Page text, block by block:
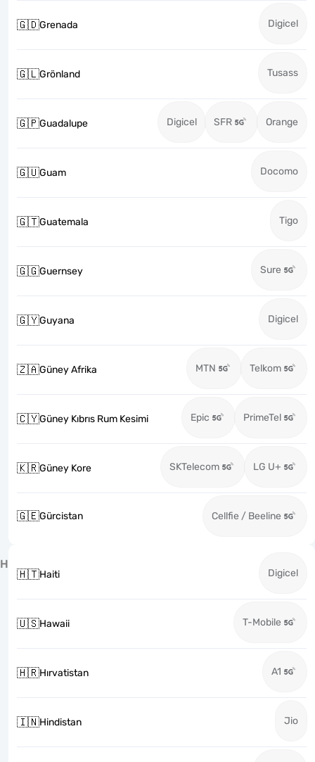
🇬🇩Grenada Digicel
🇬🇱Grönland Tusass
🇬🇵Guadalupe Digicel SFR Orange
🇬🇺Guam Docomo
🇬🇹Guatemala Tigo
🇬🇬Guernsey Sure
🇬🇾Guyana Digicel
🇿🇦Güney Afrika MTN Telkom
🇨🇾Güney Kıbrıs Rum Kesimi Epic PrimeTel
🇰🇷Güney Kore SKTelecom LG U+
🇬🇪Gürcistan Cellfie / Beeline
H
🇭🇹Haiti Digicel
🇺🇸Hawaii T-Mobile
🇭🇷Hırvatistan A1
🇮🇳Hindistan Jio